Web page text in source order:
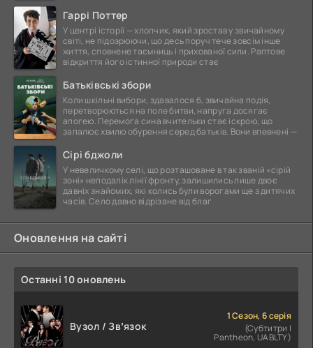
Гаррі Поттер
У центрі історії — хлопчик, який зростав у звичайному
світі, не підозрюючи, що десь поруч тече зовсім інше
життя, сповнене таємниць і прихованої сили. Раптове
відкриття його істинної природи стає
Батьківські збори
Коли шкільні вибори, здавалося б, звичайна подія,
перетворюються на поле битви, напруга досягає
апогею. Перемога сина вчительки стає іскрою, що
запалює хвилю обурення серед батьків. Вони впевнені —
Сірі бджоли
У невеличкому селі, що розташоване в так званій «сірій
зоні» неподалік лінії фронту, залишились лише двоє
давніх знайомих, які колись були ворогами ще з дитячих
часів. Село давно відрізане від благ
Оновлення на сайті
Останні 10 оновлень
Вузол / Звʼязок
1 Сезон, 6 серія
(Субтитри |
Pantheon, UABLTY)